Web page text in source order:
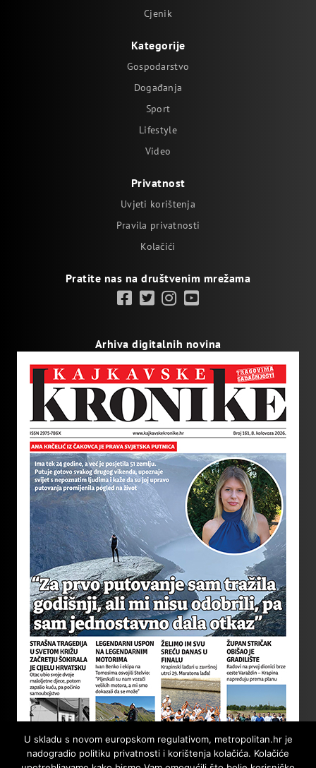
Cjenik
Kategorije
Gospodarstvo
Događanja
Sport
Lifestyle
Video
Privatnost
Uvjeti korištenja
Pravila privatnosti
Kolačići
Pratite nas na društvenim mrežama
Arhiva digitalnih novina
U skladu s novom europskom regulativom, metropolitan.hr je
nadogradio politiku privatnosti i korištenja kolačića. Kolačiće